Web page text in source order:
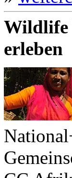
Wildlife
erleben